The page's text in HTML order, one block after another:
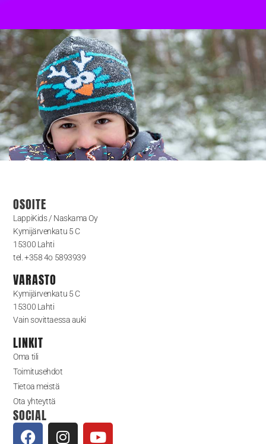
OSOITE
LappiKids / Naskama Oy
Kymijärvenkatu 5 C
15300 Lahti
tel. +358 4o 5893939
VARASTO
Kymijärvenkatu 5 C
15300 Lahti
Vain sovittaessa auki
LINKIT
Oma tili
Toimitusehdot
Tietoa meistä
Ota yhteyttä
SOCIAL